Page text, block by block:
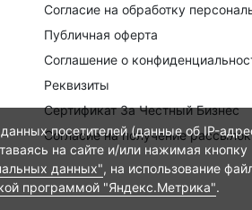
Согласие на обработку
Публичная оферта
Соглашение о
Реквизиты
Сертификат За Честный Бизнес
Согласие на получение рассылок
посетителей (данные об IP-
на сайте и/или нажимая кнопку
данных", на использование
программой "Яндекс.Метрика".